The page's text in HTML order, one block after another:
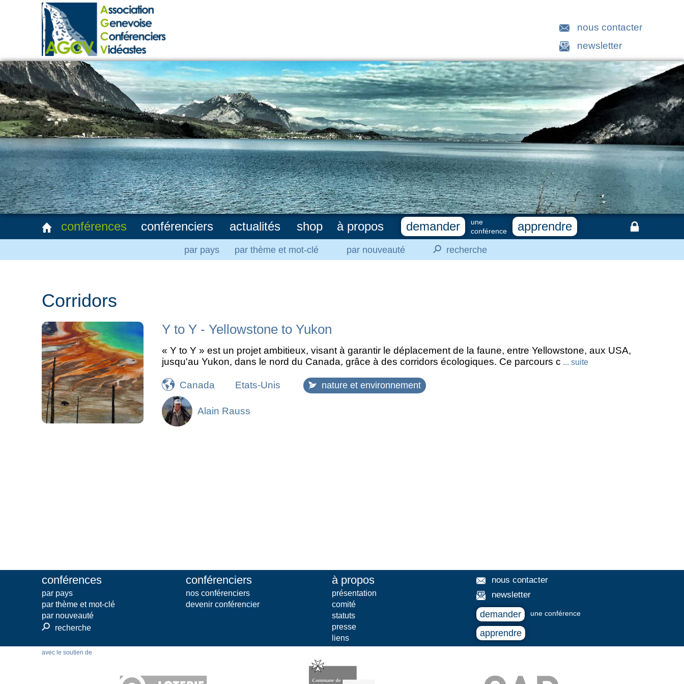
nous contacter
newsletter
conférences
par pays par thème et mot-clé par nouveauté ⚲ recherche
conférenciers actualités shop à propos demander
une
conférence
apprendre
Corridors
Y to Y - Yellowstone to Yukon
« Y to Y » est un projet ambitieux, visant à garantir le déplacement de la faune, entre Yellowstone, aux USA,
jusqu'au Yukon, dans le nord du Canada, grâce à des corridors écologiques. Ce parcours c ... suite
Canada Etats-Unis nature et environnement
Alain Rauss
conférences
par pays
par thème et mot-clé
par nouveauté
⚲ recherche
conférenciers
nos conférenciers
devenir conférencier
à propos
présentation
comité
statuts
presse
liens
nous contacter
newsletter
demander une conférence
apprendre
avec le soutien de